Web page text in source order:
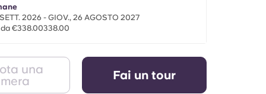
2026 - GIOV., 26 AGOSTO 2027
€338.00338.00
una
Fai un tour